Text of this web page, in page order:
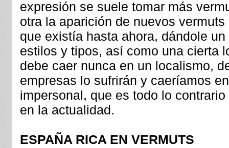
expresión se suele tomar más
otra la aparición de nuevos
que existía hasta ahora, dándole
estilos y tipos, así como una cierta
debe caer nunca en un localismo,
empresas lo sufrirán y caeríamos
impersonal, que es todo lo
en la actualidad.
ESPAÑA RICA EN VERMUTS